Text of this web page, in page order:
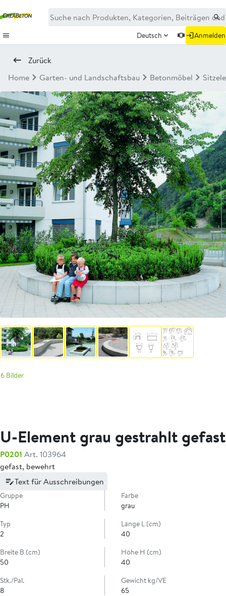
Deutsch Anmelden
Zurück
Home
Garten- und Landschaftsbau Betonmöbel
6 Bilder
U-Element grau gestrahlt gefast
P0201 Art. 103964
gefast, bewehrt
Text für Ausschreibungen
Gruppe
PH
Farbe
grau
Typ
2
Länge L (cm)
40
Breite B (cm)
50
Höhe H (cm)
40
Stk./Pal.
8
Gewicht kg/VE
65